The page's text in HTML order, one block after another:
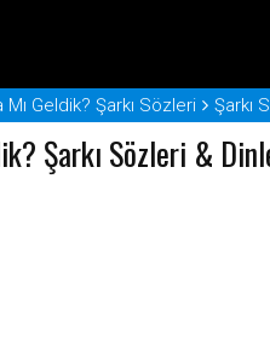
Mı Geldik? Şarkı Sözleri Şarkı
Şarkı Sözleri &